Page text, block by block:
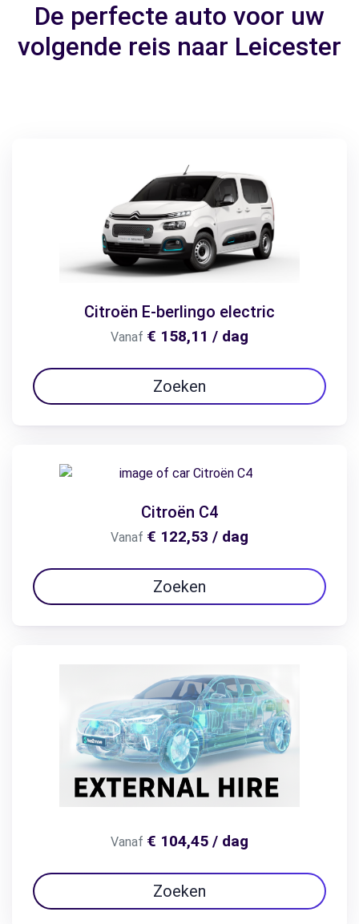
De perfecte auto voor uw
volgende reis naar Leicester
Citroën E-berlingo electric
Vanaf € 158,11 / dag
Zoeken
Citroën C4
Vanaf € 122,53 / dag
Zoeken
Vanaf € 104,45 / dag
Zoeken